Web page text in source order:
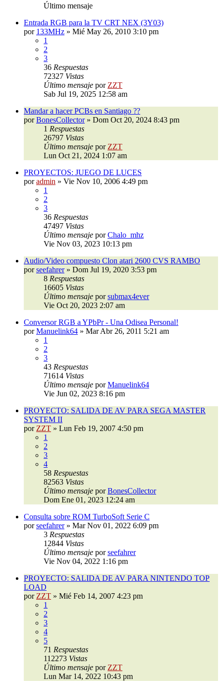
Último mensaje
Entrada RGB para la TV CRT NEX (3Y03)
por 133MHz » Mié May 26, 2010 3:10 pm
1
2
3
36 Respuestas
72327 Vistas
Último mensaje por ZZT
Sab Jul 19, 2025 12:58 am
Mandar a hacer PCBs en Santiago ??
porBonesCollector» Dom Oct 20, 2024 8:43 pm
1 Respuestas
26797 Vistas
Último mensaje por ZZT
Lun Oct 21, 2024 1:07 am
PROYECTOS: JUEGO DE LUCES
poradmin » Vie Nov 10, 2006 4:49 pm
1
2
3
36 Respuestas
47497 Vistas
Último mensaje porChalo_mhz
Vie Nov 03, 2023 10:13 pm
Audio/Video compuesto Clon atari 2600 CVS RAMBO
porseefahrer» Dom Jul 19, 2020 3:53 pm
8 Respuestas
16605 Vistas
Último mensaje porsubmax4ever
Vie Oct 20, 2023 2:07 am
Conversor RGB a YPbPr - Una Odisea Personal!
porManuelink64 » Mar Abr 26, 2011 5:21 am
1
2
3
43 Respuestas
71614 Vistas
Último mensaje porManuelink64
Vie Jun 02, 2023 8:16 pm
PROYECTO: SALIDA DE AV PARA SEGA MASTER
SYSTEM II
por ZZT » Lun Feb 19, 2007 4:50 pm
1
2
3
4
58 Respuestas
82563 Vistas
Último mensaje porBonesCollector
Dom Ene 01, 2023 12:24 am
Consulta sobre ROM TurboSoft Serie C
porseefahrer» Mar Nov 01, 2022 6:09 pm
3 Respuestas
12844 Vistas
Último mensaje porseefahrer
Vie Nov 04, 2022 1:16 pm
PROYECTO: SALIDA DE AV PARA NINTENDO TOP
LOAD
por ZZT » Mié Feb 14, 2007 4:23 pm
1
2
3
4
5
71 Respuestas
112273 Vistas
Último mensaje por ZZT
Lun Mar 14, 2022 10:43 pm